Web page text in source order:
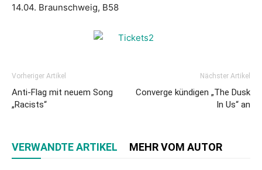
14.04. Braunschweig, B58
Vorheriger Artikel
Anti-Flag mit neuem Song
„Racists“
Nächster Artikel
Converge kündigen „The Dusk
In Us“ an
VERWANDTE ARTIKEL MEHR VOM AUTOR